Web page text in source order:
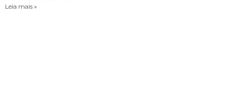
Leia mais »